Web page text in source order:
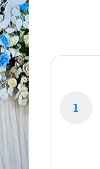
1